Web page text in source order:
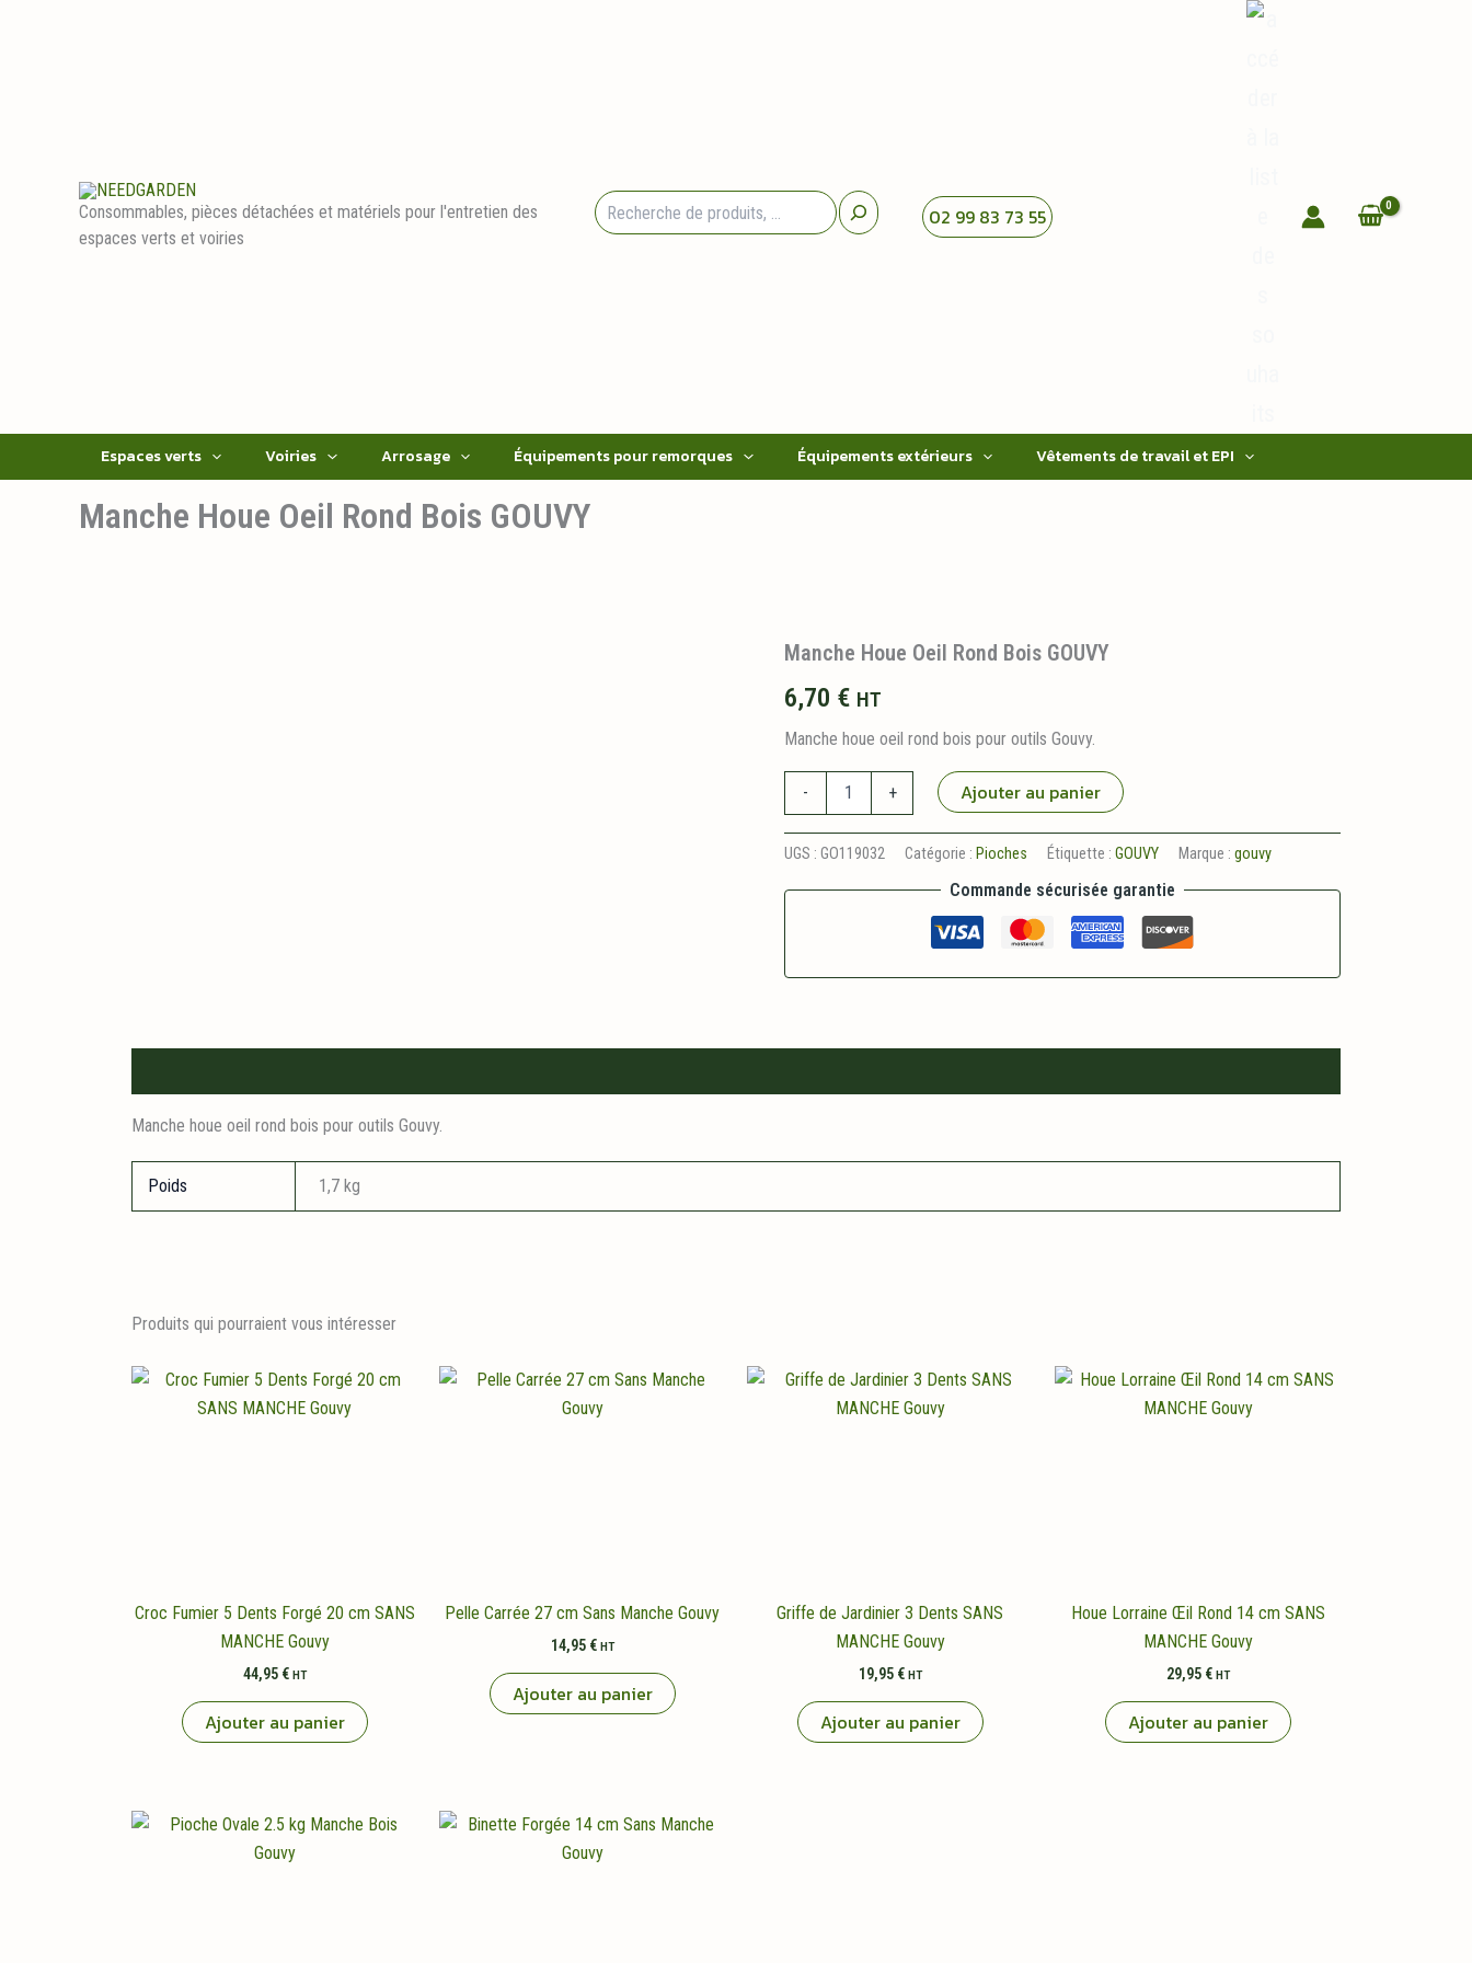
Consommables, pièces détachées et matériels pour l'entretien des
espaces verts et voiries
02 99 83 73 55
Espaces verts Voiries Arrosage Équipements pour remorques Équipements extérieurs Vêtements de travail et EPI
Manche Houe Oeil Rond Bois GOUVY
Manche Houe Oeil Rond Bois GOUVY
6,70 € HT
Manche houe oeil rond bois pour outils Gouvy.
-
Houe
Rond
+ Ajouter au panier
UGS :GO119032 Catégorie : Pioches Étiquette :GOUVY Marque :gouvy
Commande sécurisée garantie
Manche houe oeil rond bois pour outils Gouvy.
Poids 1,7 kg
Produits qui pourraient vous intéresser
Croc Fumier 5 Dents Forgé 20 cm SANS
MANCHE Gouvy
44,95 € HT
Ajouter au panier
Pelle Carrée 27 cm Sans Manche Gouvy
14,95 € HT
Ajouter au panier
Griffe de Jardinier 3 Dents SANS
MANCHE Gouvy
19,95 € HT
Ajouter au panier
Houe Lorraine Œil Rond 14 cm SANS
MANCHE Gouvy
29,95 € HT
Ajouter au panier